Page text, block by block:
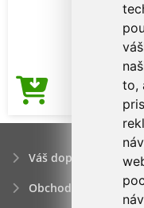
to,
Váš dopyt
Obchodné